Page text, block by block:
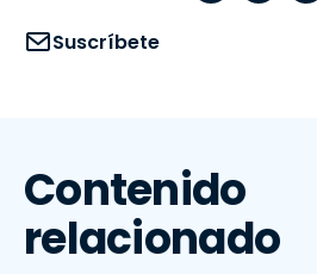
Suscríbete
Contenido
relacionado